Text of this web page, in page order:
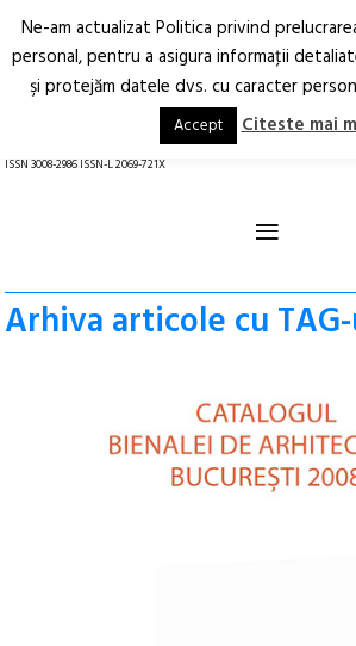
Arhitectură.
Oraș.
ISSN 3008-2986 ISSN-L 2069-721X
≡
Arhiva articole cu
Ne-am actualizat Politica privind
personal, pentru a asigura informaţii
şi protejăm datele dvs. cu caracter
Accept Citeste mai